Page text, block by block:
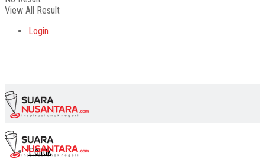
View All Result
Login
Politik